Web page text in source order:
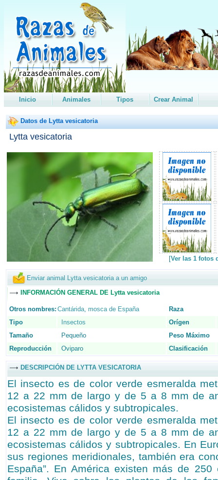
Inicio Animales Tipos Crear Animal
Datos de Lytta vesicatoria
Lytta vesicatoria
[Ver las 1 fotos
Enviar animal Lytta vesicatoria a un amigo
INFORMACIÓN GENERAL DE Lytta vesicatoria
Otros nombres: Cantárida, mosca de España
Raza
Tipo
Insectos
Orígen
Tamaño
Pequeño Peso Máximo
Reproducción
Oviparo Clasificación
DESCRIPCIÓN DE LYTTA VESICATORIA
El insecto es de color verde esmeralda
12 a 22 mm de largo y de 5 a 8 mm de
ecosistemas cálidos y subtropicales.
El insecto es de color verde esmeralda
12 a 22 mm de largo y de 5 a 8 mm de
ecosistemas cálidos y subtropicales. En
sus regiones meridionales, también era
España”. En América existen más de